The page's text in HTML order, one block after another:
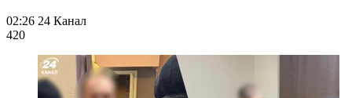
02:26 24 Канал
420